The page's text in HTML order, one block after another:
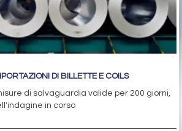
DI BILLETTE E COILS
di salvaguardia valide per 200 giorni,
in corso